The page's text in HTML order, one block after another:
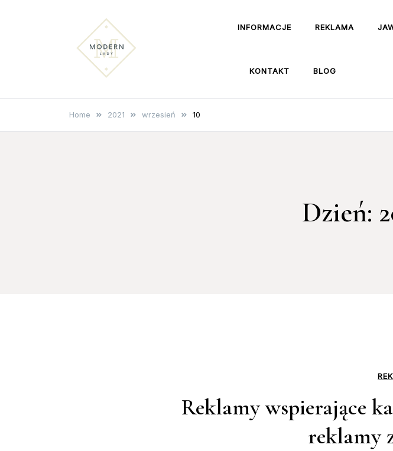
modernlady.pl
Reklama internetowa
INFORMACJE REKLAMA
KONTAKT BLOG
Home 2021 wrzesień 10
Dzień:
Reklamy wspierające
reklamy